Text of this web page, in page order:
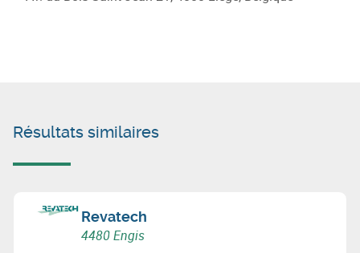
Résultats similaires
Revatech
4480 Engis